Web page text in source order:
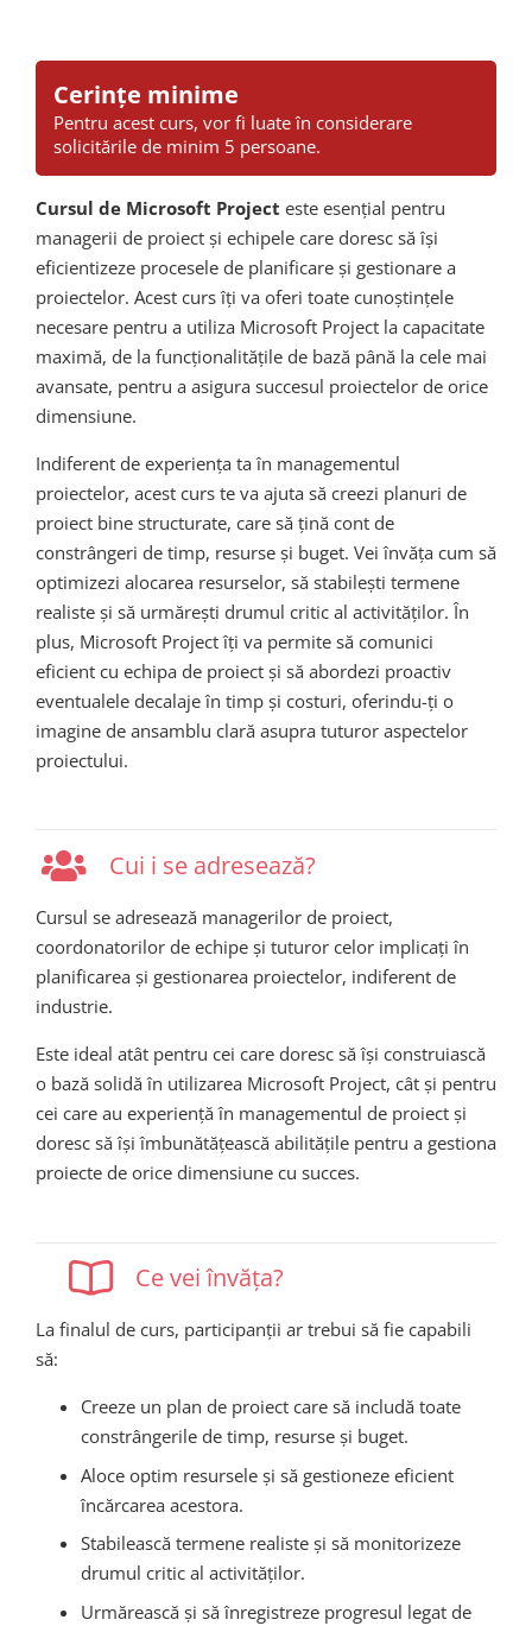
Cerințe minime
Pentru acest curs, vor fi luate în considerare
solicitările de minim 5 persoane.
Cursul de Microsoft Project este esențial pentru
managerii de proiect și echipele care doresc să își
eficientizeze procesele de planificare și gestionare a
proiectelor. Acest curs îți va oferi toate cunoștințele
necesare pentru a utiliza Microsoft Project la capacitate
maximă, de la funcționalitățile de bază până la cele mai
avansate, pentru a asigura succesul proiectelor de orice
dimensiune.
Indiferent de experiența ta în managementul
proiectelor, acest curs te va ajuta să creezi planuri de
proiect bine structurate, care să țină cont de
constrângeri de timp, resurse și buget. Vei învăța cum să
optimizezi alocarea resurselor, să stabilești termene
realiste și să urmărești drumul critic al activităților. În
plus, Microsoft Project îți va permite să comunici
eficient cu echipa de proiect și să abordezi proactiv
eventualele decalaje în timp și costuri, oferindu-ți o
imagine de ansamblu clară asupra tuturor aspectelor
proiectului.
Cui i se adresează?
Cursul se adresează managerilor de proiect,
coordonatorilor de echipe și tuturor celor implicați în
planificarea și gestionarea proiectelor, indiferent de
industrie.
Este ideal atât pentru cei care doresc să își construiască
o bază solidă în utilizarea Microsoft Project, cât și pentru
cei care au experiență în managementul de proiect și
doresc să își îmbunătățească abilitățile pentru a gestiona
proiecte de orice dimensiune cu succes.
Ce vei învăța?
La finalul de curs, participanții ar trebui să fie capabili
să:
Creeze un plan de proiect care să includă toate
constrângerile de timp, resurse și buget.
Aloce optim resursele și să gestioneze eficient
încărcarea acestora.
Stabilească termene realiste și să monitorizeze
drumul critic al activităților.
Urmărească și să înregistreze progresul legat de